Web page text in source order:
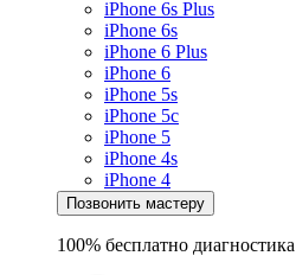
iPhone 6s Plus
iPhone 6s
iPhone 6 Plus
iPhone 6
iPhone 5s
iPhone 5c
iPhone 5
iPhone 4s
iPhone 4
Позвонить мастеру
100% бесплатно диагностика